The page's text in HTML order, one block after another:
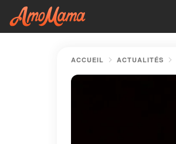
ACCUEIL ACTUALITÉS